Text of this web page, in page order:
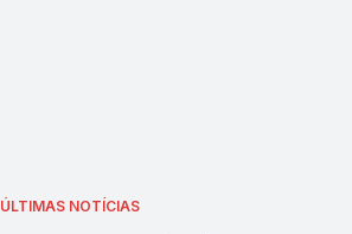
ÚLTIMAS NOTÍCIAS